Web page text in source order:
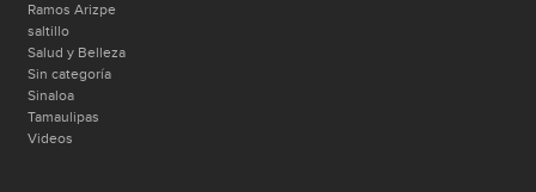
Ramos Arizpe
saltillo
Salud y Belleza
Sin categoría
Sinaloa
Tamaulipas
Videos